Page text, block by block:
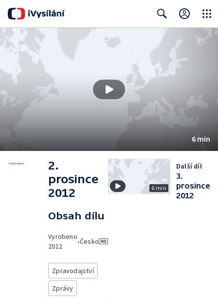
Search
6 min
2.
prosince
2012
Obsah dílu
Vyrobeno
2012
•Česko
Zpravodajství
Zprávy
6 min
Další díl
3.
prosince
2012